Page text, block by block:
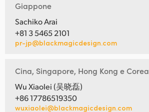
Giappone
Sachiko Arai
+81 3 5465 2101
pr-jp@blackmagicdesign.com
Cina, Singapore, Hong Kong e Corea
Wu Xiaolei (吴晓磊)
+86 17786519350
wuxiaolei@blackmagicdesign.com